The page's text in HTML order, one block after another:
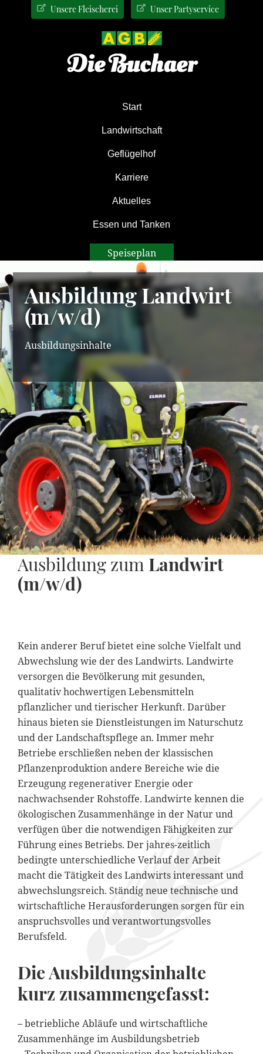
Hauptnavigation
Seitenspalte
Unsere Fleischerei Unser Partyservice
Start
Landwirtschaft
Geflügelhof
Karriere
Aktuelles
Essen und Tanken
Speiseplan
Ausbildung Landwirt
(m/w/d)
Ausbildungsinhalte
Ausbildung zum Landwirt
(m/w/d)
Kein anderer Beruf bietet eine solche Vielfalt und
Abwechslung wie der des Landwirts. Landwirte
versorgen die Bevölkerung mit gesunden,
qualitativ hochwertigen Lebensmitteln
pflanzlicher und tierischer Herkunft. Darüber
hinaus bieten sie Dienstleistungen im Naturschutz
und der Landschaftspflege an. Immer mehr
Betriebe erschließen neben der klassischen
Pflanzenproduktion andere Bereiche wie die
Erzeugung regenerativer Energie oder
nachwachsender Rohstoffe. Landwirte kennen die
ökologischen Zusammenhänge in der Natur und
verfügen über die notwendigen Fähigkeiten zur
Führung eines Betriebs. Der jahres-zeitlich
bedingte unterschiedliche Verlauf der Arbeit
macht die Tätigkeit des Landwirts interessant und
abwechslungsreich. Ständig neue technische und
wirtschaftliche Herausforderungen sorgen für ein
anspruchsvolles und verantwortungsvolles
Berufsfeld.
Die Ausbildungsinhalte
kurz zusammengefasst:
– betriebliche Abläufe und wirtschaftliche
Zusammenhänge im Ausbildungsbetrieb